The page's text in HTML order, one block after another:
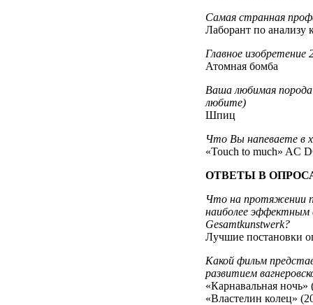
Самая странная
Лаборант по анализу
Главное изобретение
Атомная бомба
Ваша любимая порода
любите)
Шпиц
Что Вы напеваете в
«Touch to much» AC
ОТВЕТЫ В
Что на протяжении
наиболее эффектным
Gesamtkunstwerk?
Лучшие постановки
Какой фильм
развитием
«Карнавальная
«Властелин колец»